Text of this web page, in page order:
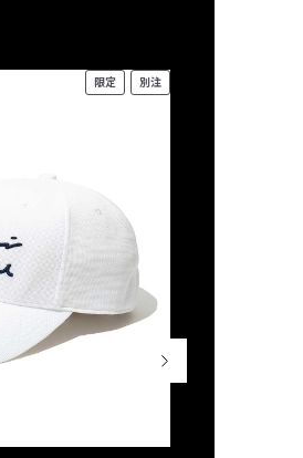
限定 別注